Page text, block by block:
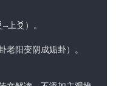
上爻）。
老阳变阴成姤卦）。